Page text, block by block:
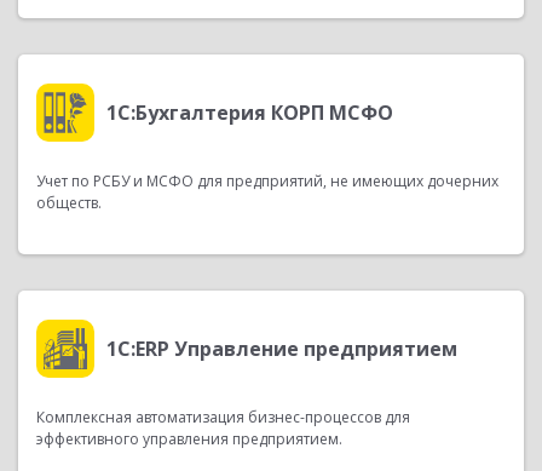
1С:Бухгалтерия КОРП МСФО
Учет по РСБУ и МСФО для предприятий, не имеющих дочерних
обществ.
1С:ERP Управление предприятием
Комплексная автоматизация бизнес-процессов для
эффективного управления предприятием.